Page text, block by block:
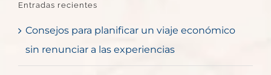
Entradas recientes
Consejos para planificar un viaje económico
sin renunciar a las experiencias